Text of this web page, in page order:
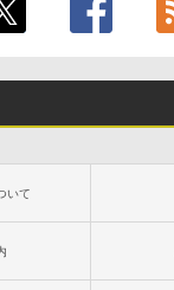
いて